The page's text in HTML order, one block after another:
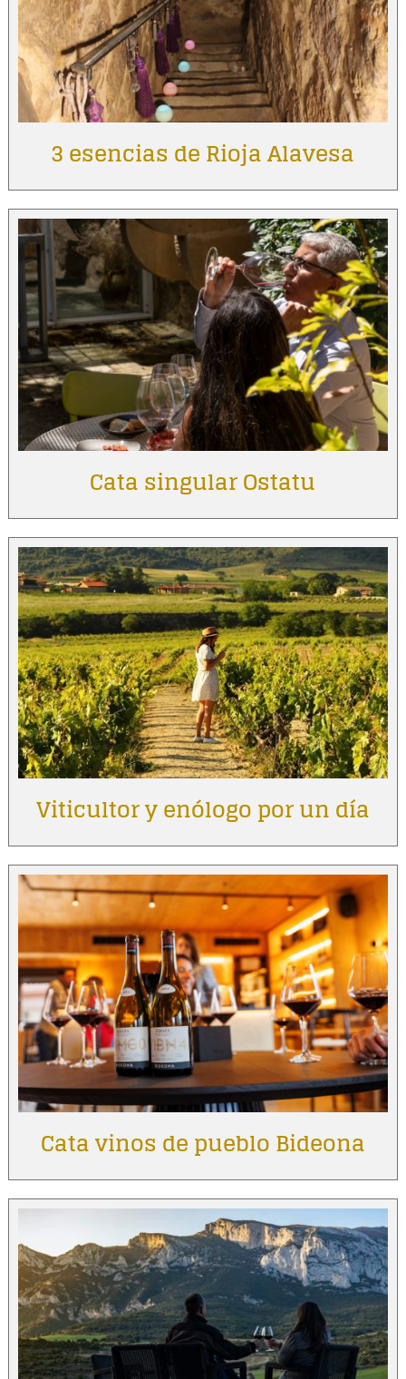
3 esencias de Rioja Alavesa
Cata singular Ostatu
Viticultor y enólogo por un día
Cata vinos de pueblo Bideona